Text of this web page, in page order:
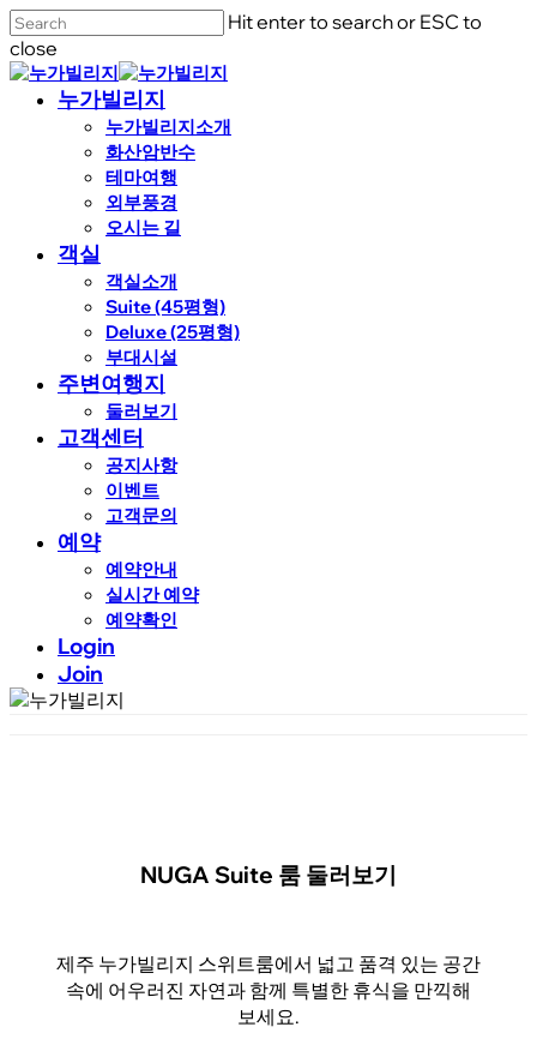
Skip
to
main
content
Hit enter to search or ESC to
close
Close
Search
Menu 누가빌리지
누가빌리지소개
화산암반수
테마여행
외부풍경
오시는 길
객실
객실소개
Suite (45평형)
Deluxe (25평형)
부대시설
주변여행지
둘러보기
고객센터
공지사항
이벤트
고객문의
예약
예약안내
실시간 예약
예약확인
Login
Join
NUGA Suite 룸 둘러보기
제주 누가빌리지 스위트룸에서 넓고 품격 있는 공간
속에 어우러진 자연과 함께 특별한 휴식을 만끽해
보세요.